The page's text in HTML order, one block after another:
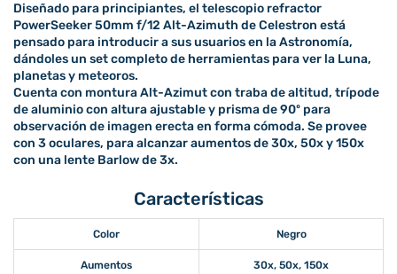
Diseñado para principiantes, el telescopio refractor
PowerSeeker 50mm f/12 Alt-Azimuth de Celestron está
pensado para introducir a sus usuarios en la Astronomía,
dándoles un set completo de herramientas para ver la Luna,
planetas y meteoros.
Cuenta con montura Alt-Azimut con traba de altitud, trípode
de aluminio con altura ajustable y prisma de 90º para
observación de imagen erecta en forma cómoda. Se provee
con 3 oculares, para alcanzar aumentos de 30x, 50x y 150x
con una lente Barlow de 3x.
Características
Color Negro
Aumentos 30x, 50x, 150x